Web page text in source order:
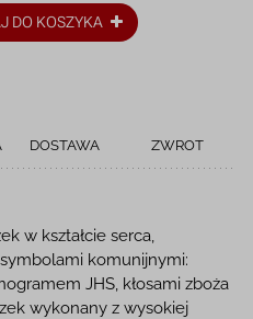
DO KOSZYKA
DOSTAWA ZWROT
w kształcie serca,
komunijnymi:
JHS, kłosami zboża
wykonany z wysokiej